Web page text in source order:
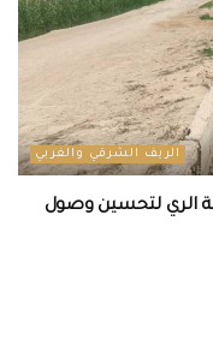
الريف الشرقي والغربي
الري لتحسين وصول